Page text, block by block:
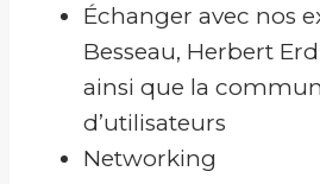
Échanger avec nos
Besseau, Herbert
ainsi que la
d’utilisateurs
Networking